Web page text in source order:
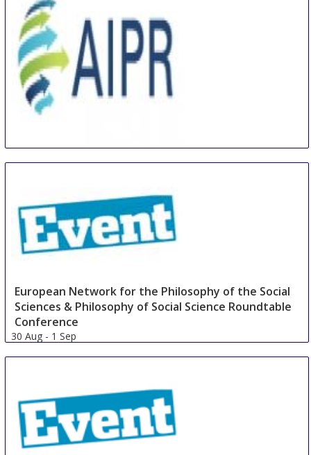
China
European Network for the Philosophy of the Social
Sciences & Philosophy of Social Science Roundtable
Conference
30 Aug - 1 Sep